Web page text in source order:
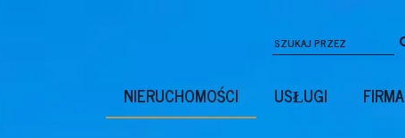
NIERUCHOMOŚCI USŁUGI FIRMA